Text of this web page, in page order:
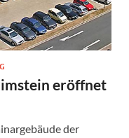
eröffnet
der